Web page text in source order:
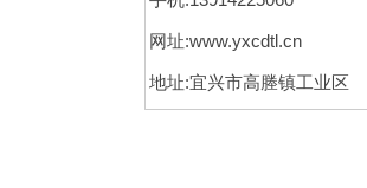
网址:www.yxcdtl.cn
地址:宜兴市高塍镇工业区